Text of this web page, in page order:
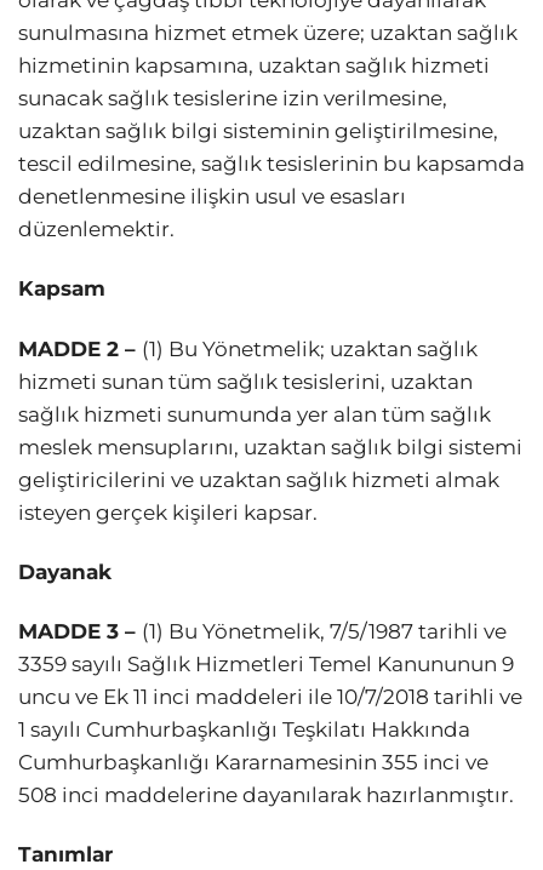
sunulmasına hizmet etmek üzere; uzaktan sağlık
hizmetinin kapsamına, uzaktan sağlık hizmeti
sunacak sağlık tesislerine izin verilmesine,
uzaktan sağlık bilgi sisteminin geliştirilmesine,
tescil edilmesine, sağlık tesislerinin bu kapsamda
denetlenmesine ilişkin usul ve esasları
düzenlemektir.
Kapsam
MADDE 2 – (1) Bu Yönetmelik; uzaktan sağlık
hizmeti sunan tüm sağlık tesislerini, uzaktan
sağlık hizmeti sunumunda yer alan tüm sağlık
meslek mensuplarını, uzaktan sağlık bilgi sistemi
geliştiricilerini ve uzaktan sağlık hizmeti almak
isteyen gerçek kişileri kapsar.
Dayanak
MADDE 3 – (1) Bu Yönetmelik, 7/5/1987 tarihli ve
3359 sayılı Sağlık Hizmetleri Temel Kanununun 9
uncu ve Ek 11 inci maddeleri ile 10/7/2018 tarihli ve
1 sayılı Cumhurbaşkanlığı Teşkilatı Hakkında
Cumhurbaşkanlığı Kararnamesinin 355 inci ve
508 inci maddelerine dayanılarak hazırlanmıştır.
Tanımlar